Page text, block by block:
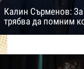
Калин Сърменов:
трябва да помним